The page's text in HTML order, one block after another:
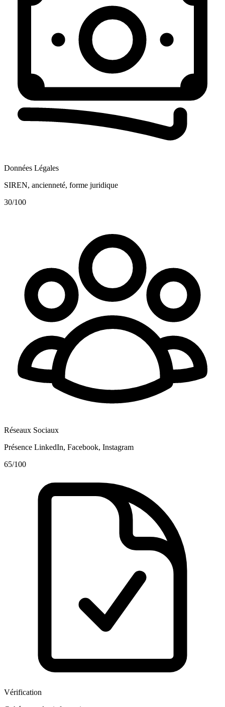
Données Légales
SIREN, ancienneté, forme juridique
30/100
Réseaux Sociaux
Présence LinkedIn, Facebook, Instagram
65/100
Vérification